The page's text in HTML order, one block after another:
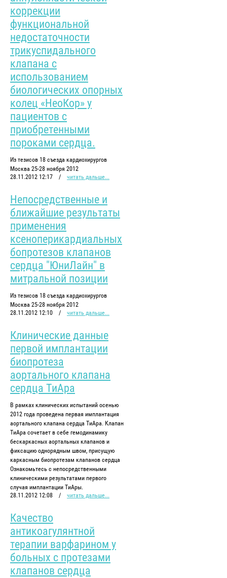
коррекции
функциональной
недостаточности
трикуспидального
клапана с
использованием
биологических опорных
колец «НеоКор» у
пациентов с
приобретенными
пороками сердца.
Из тезисов 18 съезда кардиохирургов
Москва 25-28 ноября 2012
28.11.2012 12:17
/ читать дальше...
Непосредственные и
ближайшие результаты
применения
ксеноперикардиальных
бопротезов клапанов
сердца "ЮниЛайн" в
митральной позиции
Из тезисов 18 съезда кардиохирургов
Москва 25-28 ноября 2012
28.11.2012 12:10
/ читать дальше...
Клинические данные
первой имплантации
биопротеза
аортального клапана
сердца ТиАра
В рамках клинических испытаний осенью
2012 года проведена первая имплантация
аортального клапана сердца ТиАра. Клапан
ТиАра сочетает в себе гемодинамику
бескаркасных аортальных клапанов и
фиксацию однорядным швом, присущую
каркасным биопротезам клапанов сердца
Ознакомьтесь с непосредственными
клиническими результатами первого
случая имплантации ТиАры.
28.11.2012 12:08
/ читать дальше...
Качество
антикоагулянтной
терапии варфарином у
больных с протезами
клапанов сердца